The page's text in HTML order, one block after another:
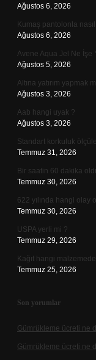
Ağustos 6, 2026
Kumaş pantolonla
Ağustos 6, 2026
Avene Aqua Jel Ne İşe
Ağustos 5, 2026
Altına yatırım yapmak
Ağustos 3, 2026
Aab hangi uyak ?
Ağustos 3, 2026
Standart korkuluk
Temmuz 31, 2026
Bir saatin 60 dakika
Temmuz 30, 2026
622 yılında hangi olay
Temmuz 30, 2026
USPA yerli mi ?
Temmuz 29, 2026
Kağıt hangi
Temmuz 25, 2026
Son yorumlar
Gümrükleme ücreti ne
Gümrükleme ücreti ne